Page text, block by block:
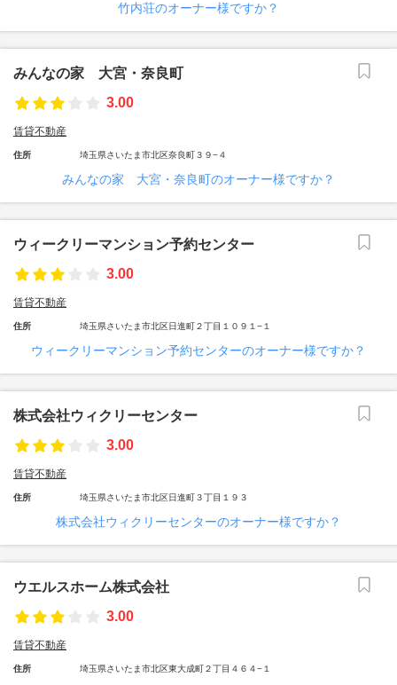
竹内荘のオーナー様ですか？
みんなの家 大宮・奈良町
3.00
賃貸不動産
住所 埼玉県さいたま市北区奈良町３９−４
みんなの家 大宮・奈良町のオーナー様ですか？
ウィークリーマンション予約センター
3.00
賃貸不動産
住所 埼玉県さいたま市北区日進町２丁目１０９１−１
ウィークリーマンション予約センターのオーナー様ですか？
株式会社ウィクリーセンター
3.00
賃貸不動産
住所 埼玉県さいたま市北区日進町３丁目１９３
株式会社ウィクリーセンターのオーナー様ですか？
ウエルスホーム株式会社
3.00
賃貸不動産
住所 埼玉県さいたま市北区東大成町２丁目４６４−１